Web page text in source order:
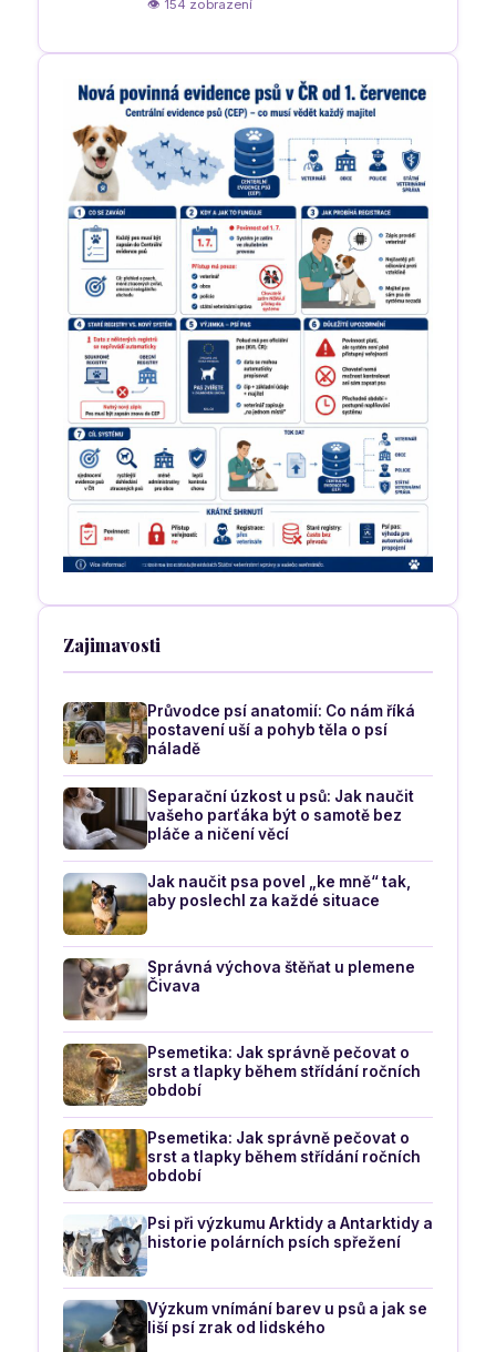
👁 154 zobrazení
Zajimavosti
Průvodce psí anatomií: Co nám říká
postavení uší a pohyb těla o psí
náladě
Separační úzkost u psů: Jak naučit
vašeho parťáka být o samotě bez
pláče a ničení věcí
Jak naučit psa povel „ke mně“ tak,
aby poslechl za každé situace
Správná výchova štěňat u plemene
Čivava
Psemetika: Jak správně pečovat o
srst a tlapky během střídání ročních
období
Psemetika: Jak správně pečovat o
srst a tlapky během střídání ročních
období
Psi při výzkumu Arktidy a Antarktidy a
historie polárních psích spřežení
Výzkum vnímání barev u psů a jak se
liší psí zrak od lidského